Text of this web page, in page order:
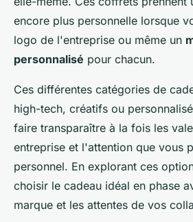
encore plus personnelle lorsque
logo de l'entreprise ou même un
personnalisé pour chacun.
Ces différentes catégories de
high-tech, créatifs ou
faire transparaître à la fois les
entreprise et l'attention que vous
personnel. En explorant ces
choisir le cadeau idéal en phase
marque et les attentes de vos